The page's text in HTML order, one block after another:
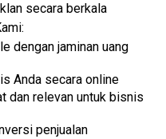
secara berkala
dengan jaminan uang
Anda secara online
dan relevan untuk bisnis
penjualan